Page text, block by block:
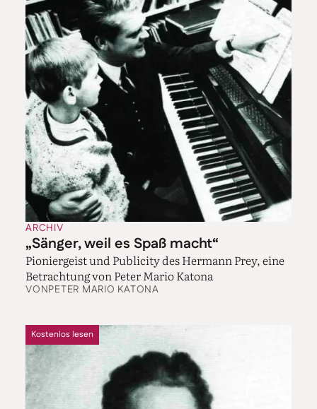
ARCHIV
„Sänger, weil es Spaß macht“
Pioniergeist und Publicity des Hermann Prey, eine
Betrachtung von Peter Mario Katona
VONPETER MARIO KATONA
Kostenlos lesen